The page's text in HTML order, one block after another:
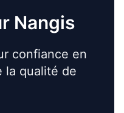
Nangis
confiance en
la qualité de